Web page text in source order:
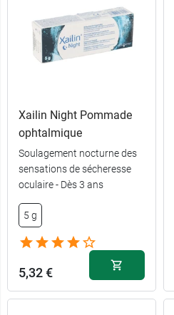
Xailin Night Pommade
ophtalmique
Soulagement nocturne des
sensations de sécheresse
oculaire - Dès 3 ans
5 g
5,32 €